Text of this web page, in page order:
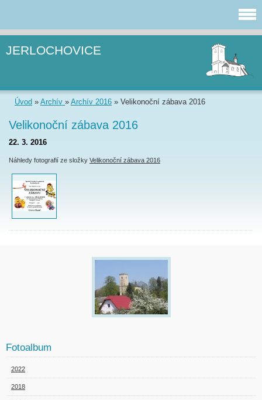
JERLOCHOVICE
Úvod » Archív » Archív 2016 » Velikonoční zábava 2016
Velikonoční zábava 2016
22. 3. 2016
Náhledy fotografií ze složky Velikonoční zábava 2016
Fotoalbum
2022
2018